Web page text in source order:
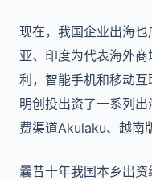
现在，我国企业出海
亚、印度为代表海外
利，智能手机和移动
明创投出资了一系列
费渠道Akulaku、越南
曩昔十年我国本乡出